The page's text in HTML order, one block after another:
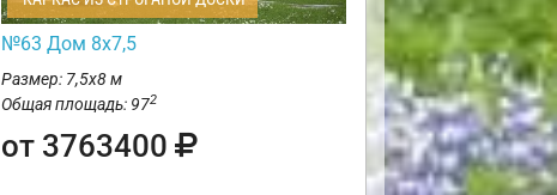
№63 Дом 8х7,5
Размер: 7,5х8 м
Общая площадь: 972
от 3763400